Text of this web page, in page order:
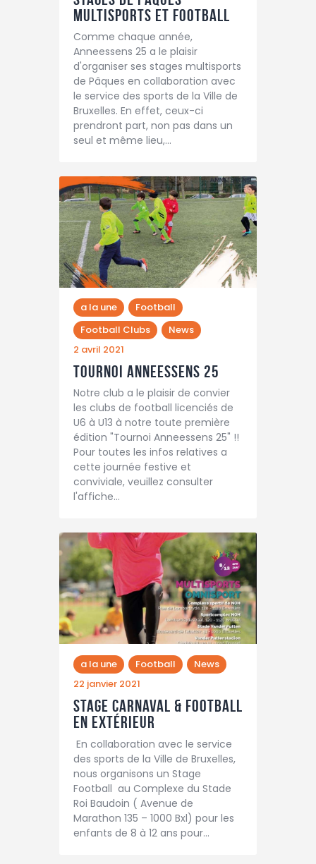
multisports et football
Comme chaque année,
Anneessens 25 a le plaisir
d'organiser ses stages multisports
de Pâques en collaboration avec
le service des sports de la Ville de
Bruxelles. En effet, ceux-ci
prendront part, non pas dans un
seul et même lieu,…
a la une
Football
Football Clubs
News
2 avril 2021
Tournoi Anneessens 25
Notre club a le plaisir de convier
les clubs de football licenciés de
U6 à U13 à notre toute première
édition "Tournoi Anneessens 25" !!
Pour toutes les infos relatives a
cette journée festive et
conviviale, veuillez consulter
l'affiche…
a la une Football
News
22 janvier 2021
Stage carnaval & football
en extérieur
En collaboration avec le service
des sports de la Ville de Bruxelles,
nous organisons un Stage
Football au Complexe du Stade
Roi Baudoin ( Avenue de
Marathon 135 – 1000 Bxl) pour les
enfants de 8 à 12 ans pour…